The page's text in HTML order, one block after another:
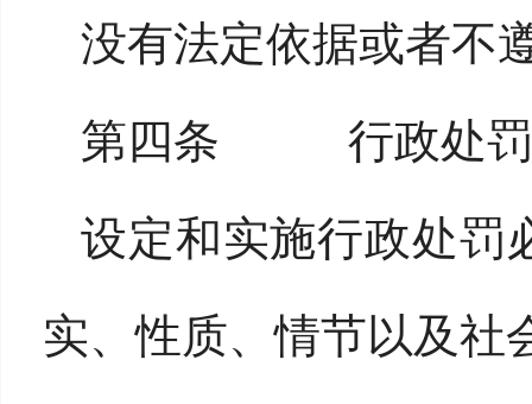
没有法定依据或者不
第四条 行政处罚
设定和实施行政处罚
实、性质、情节以及社